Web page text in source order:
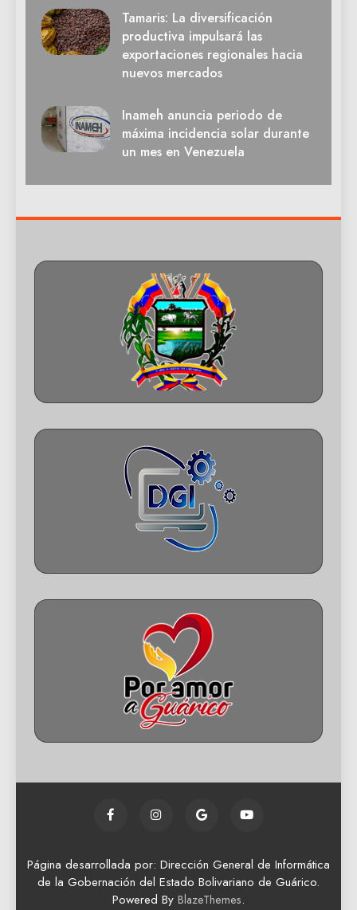
Tamaris: La diversificación
productiva impulsará las
exportaciones regionales hacia
nuevos mercados
Inameh anuncia periodo de
máxima incidencia solar durante
un mes en Venezuela
Página desarrollada por: Dirección General de Informática
de la Gobernación del Estado Bolivariano de Guárico.
Powered By BlazeThemes.